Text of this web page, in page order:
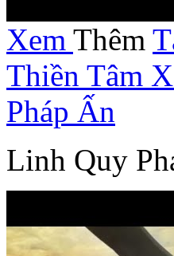
Xem Thêm
Thiền Tâm
Pháp Ấn
Linh Quy